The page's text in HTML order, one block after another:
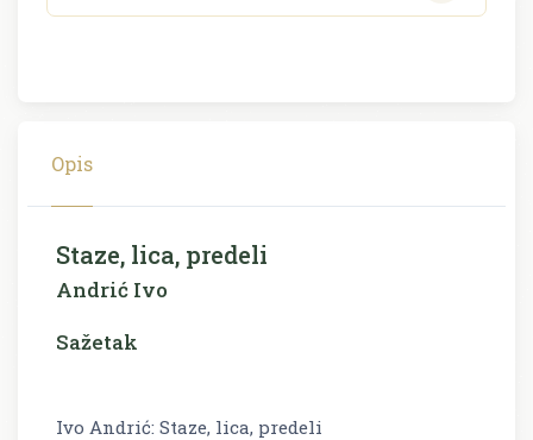
Opis
Staze, lica, predeli
Andrić Ivo
Sažetak
Ivo Andrić: Staze, lica, predeli